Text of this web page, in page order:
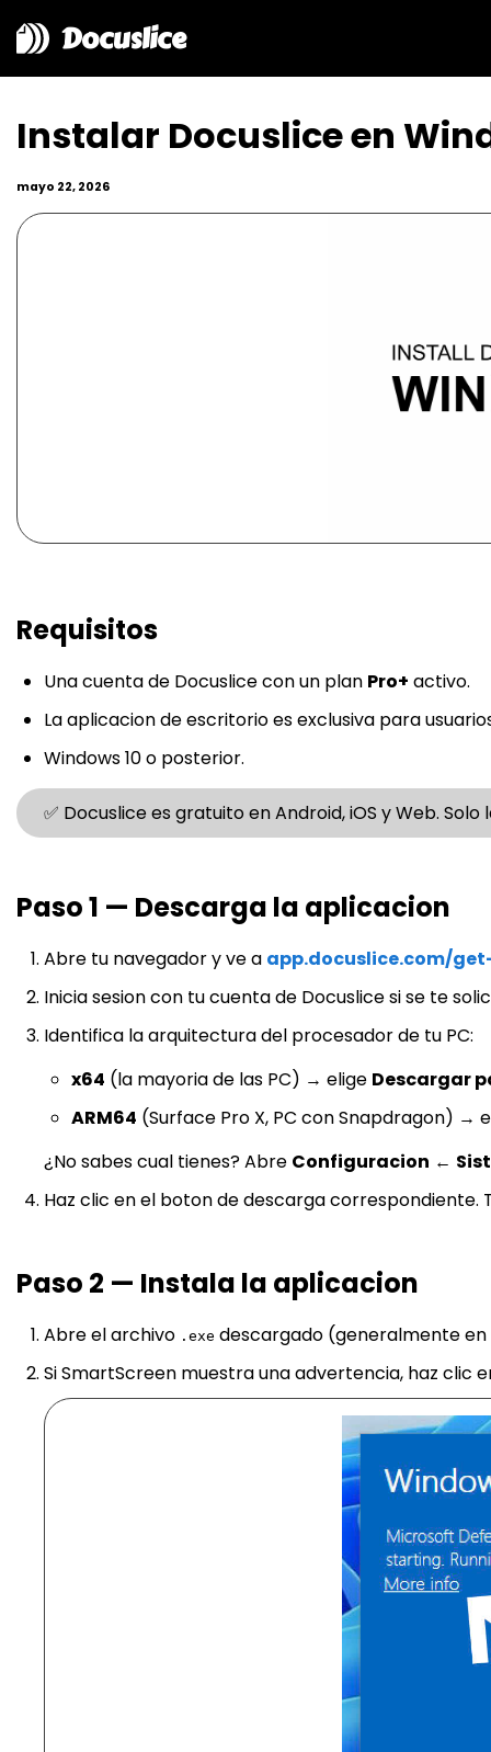
Docuslice
Instalar Docuslice en
mayo 22, 2026
Requisitos
Una cuenta de Docuslice con un plan Pro+ activo.
La aplicacion de escritorio es exclusiva para
Windows 10 o posterior.
✅ Docuslice es gratuito en Android, iOS y Web.
Paso 1 — Descarga la aplicacion
Abre tu navegador y ve a app.docuslice.com/
Inicia sesion con tu cuenta de Docuslice si se te
Identifica la arquitectura del procesador de tu PC:
x64 (la mayoria de las PC) → elige Descargar
ARM64 (Surface Pro X, PC con Snapdragon) →
¿No sabes cual tienes? Abre Configuracion ←
Haz clic en el boton de descarga
Paso 2 — Instala la aplicacion
Abre el archivo .exe descargado (generalmente
Si SmartScreen muestra una advertencia, haz clic